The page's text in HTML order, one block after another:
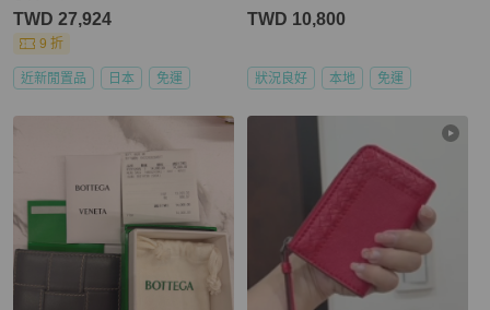
TWD 27,924
9 折
近新閒置品 日本 免運
TWD 10,800
狀況良好 本地 免運